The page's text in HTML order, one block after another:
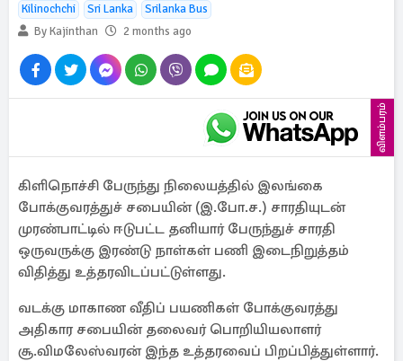
Kilinochchi Sri Lanka
Srilanka Bus
By Kajinthan
2 months ago
விளம்பரம்
கிளிநொச்சி பேருந்து நிலையத்தில் இலங்கை
போக்குவரத்துச் சபையின் (இ.போ.ச.) சாரதியுடன்
முரண்பாட்டில் ஈடுபட்ட தனியார் பேருந்துச் சாரதி
ஒருவருக்கு இரண்டு நாள்கள் பணி இடைநிறுத்தம்
விதித்து உத்தரவிடப்பட்டுள்ளது.
வடக்கு மாகாண வீதிப் பயணிகள் போக்குவரத்து
அதிகார சபையின் தலைவர் பொறியியலாளர்
சூ.விமலேஸ்வரன் இந்த உத்தரவைப் பிறப்பித்துள்ளார்.